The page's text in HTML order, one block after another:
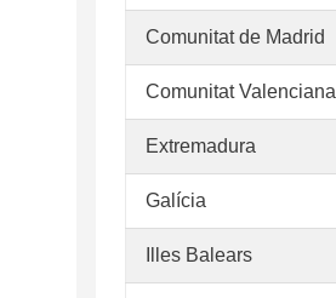
Comunitat de Madrid
Comunitat Valenciana
Extremadura
Galícia
Illes Balears